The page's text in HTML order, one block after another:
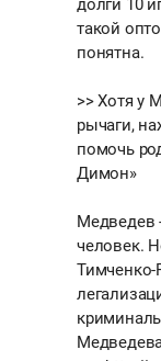
долги 10
такой
понятна.
>> Хотя у
рычаги,
помочь
Димон»
Медведев
человек.
Тимченко-